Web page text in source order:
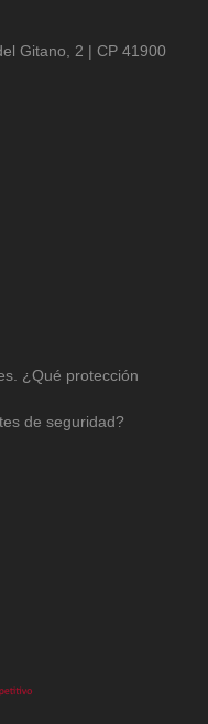
Gitano, 2 | CP 41900
¿Qué protección
de seguridad?